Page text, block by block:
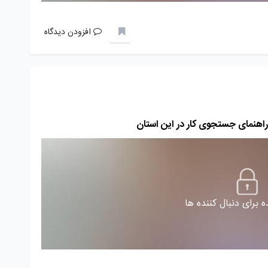
افزودن دیدگاه
جستجوی کار در این استان
برای دنبال کننده ها